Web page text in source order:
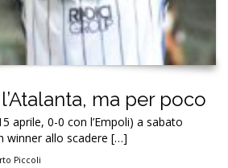
ma per poco
aprile, 0-0 con l’Empoli) a sabato
winner allo scadere […]
Piccoli